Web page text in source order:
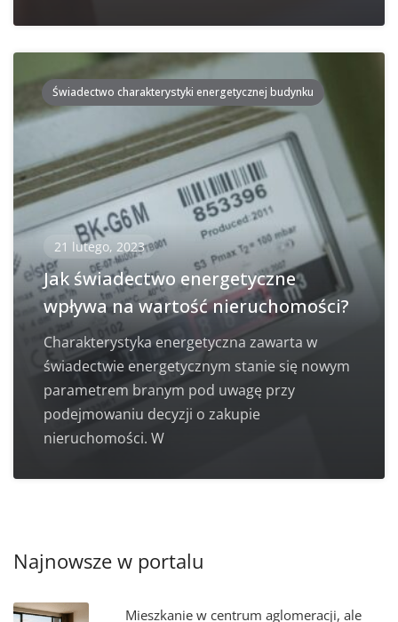
Świadectwo charakterystyki energetycznej budynku
21 lutego, 2023
Jak świadectwo energetyczne
wpływa na wartość nieruchomości?
Charakterystyka energetyczna zawarta w
świadectwie energetycznym stanie się nowym
parametrem branym pod uwagę przy
podejmowaniu decyzji o zakupie
nieruchomości. W
Najnowsze w portalu
Mieszkanie w centrum aglomeracji, ale